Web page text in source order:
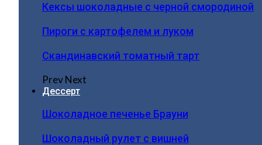
Кексы шоколадные с черной смородиной
Пироги c картофелем и луком
Скандинавский томатный тарт
PrevNext
Дессерт
Шоколадное печенье Брауни
Шоколадный рулет с вишней